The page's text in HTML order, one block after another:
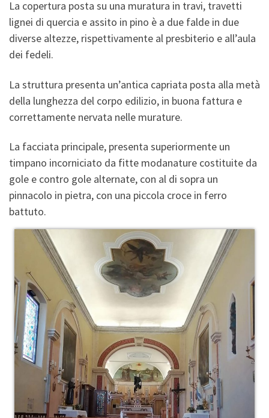
La copertura posta su una muratura in travi, travetti
lignei di quercia e assito in pino è a due falde in due
diverse altezze, rispettivamente al presbiterio e all’aula
dei fedeli.
La struttura presenta un’antica capriata posta alla metà
della lunghezza del corpo edilizio, in buona fattura e
correttamente nervata nelle murature.
La facciata principale, presenta superiormente un
timpano incorniciato da fitte modanature costituite da
gole e contro gole alternate, con al di sopra un
pinnacolo in pietra, con una piccola croce in ferro
battuto.